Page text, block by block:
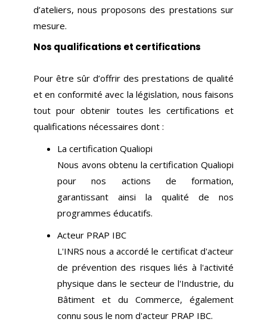
d’ateliers, nous proposons des prestations sur
mesure.
Nos qualifications et certifications
Pour être sûr d’offrir des prestations de qualité
et en conformité avec la législation, nous faisons
tout pour obtenir toutes les certifications et
qualifications nécessaires dont :
La certification Qualiopi
Nous avons obtenu la certification Qualiopi
pour nos actions de formation,
garantissant ainsi la qualité de nos
programmes éducatifs.
Acteur PRAP IBC
L'INRS nous a accordé le certificat d'acteur
de prévention des risques liés à l'activité
physique dans le secteur de l'Industrie, du
Bâtiment et du Commerce, également
connu sous le nom d'acteur PRAP IBC.